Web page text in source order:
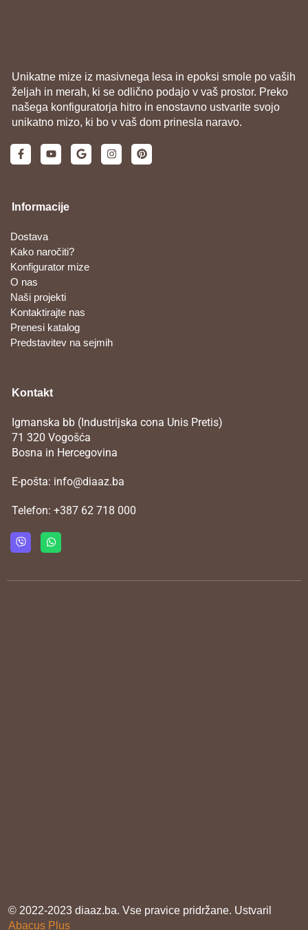
Unikatne mize iz masivnega lesa in epoksi smole po vaših
željah in merah, ki se odlično podajo v vaš prostor. Preko
našega konfiguratorja hitro in enostavno ustvarite svojo
unikatno mizo, ki bo v vaš dom prinesla naravo.
Informacije
Dostava
Kako naročiti?
Konfigurator mize
O nas
Naši projekti
Kontaktirajte nas
Prenesi katalog
Predstavitev na sejmih
Kontakt
Igmanska bb (Industrijska cona Unis Pretis)
71 320 Vogošća
Bosna in Hercegovina
E-pošta: info@diaaz.ba
Telefon: +387 62 718 000
© 2022-2023 diaaz.ba. Vse pravice pridržane. Ustvaril
Abacus Plus